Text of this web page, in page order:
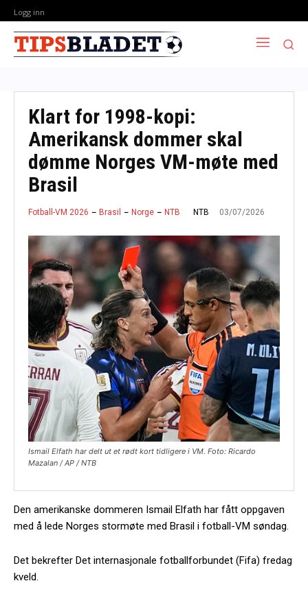
Logg inn
Klart for 1998-kopi:
Amerikansk dommer skal
dømme Norges VM-møte med
Brasil
Fotball-VM 2026 Brasil Norge NTB NTB 03/07/2026
Ismail Elfath har delt ut et rødt kort tidligere i VM. Foto: Ricardo
Mazalan / AP / NTB
Den amerikanske dommeren Ismail Elfath har fått oppgaven
med å lede Norges stormøte med Brasil i fotball-VM søndag.
Det bekrefter Det internasjonale fotballforbundet (Fifa) fredag
kveld.